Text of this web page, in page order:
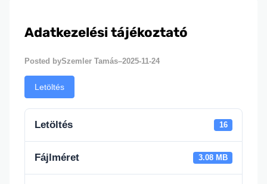
Adatkezelési tájékoztató
Posted bySzemler Tamás–2025-11-24
Letöltés
Letöltés 16
Fájlméret 3.08 MB